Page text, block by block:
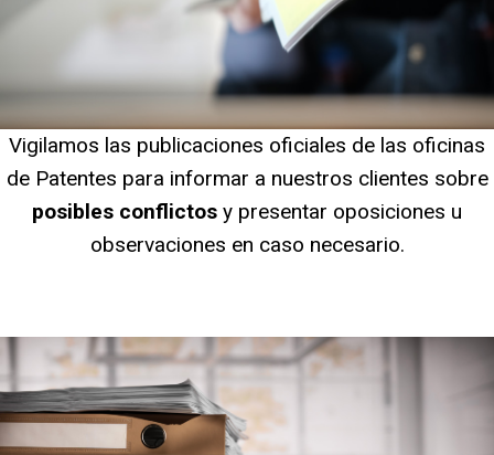
Vigilamos las publicaciones oficiales de las oficinas
de Patentes para informar a nuestros clientes sobre
posibles conflictos y presentar oposiciones u
observaciones en caso necesario.